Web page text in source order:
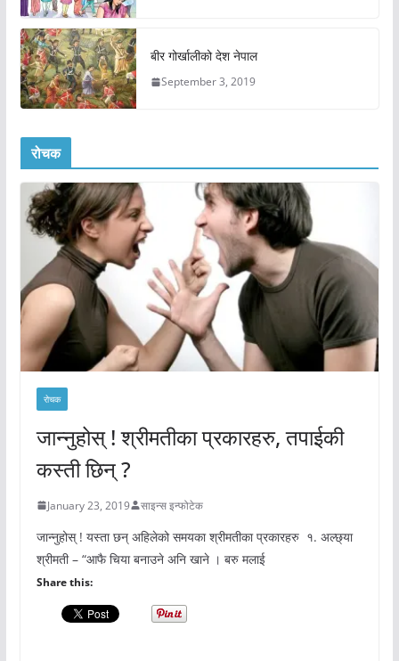
बीर गोर्खालीको देश नेपाल
September 3, 2019
रोचक
रोचक
जान्नुहोस् ! श्रीमतीका प्रकारहरु, तपाईकी
कस्ती छिन् ?
January 23, 2019 साइन्स इन्फोटेक
जान्नुहोस् ! यस्ता छन् अहिलेको समयका श्रीमतीका प्रकारहरु १. अल्छ्या
श्रीमती – “आफै चिया बनाउने अनि खाने । बरु मलाई
Share this: